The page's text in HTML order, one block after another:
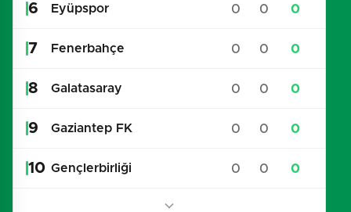
6 Eyüpspor 0 0 0
7 Fenerbahçe 0 0 0
8 Galatasaray 0 0 0
9 Gaziantep FK 0 0 0
10 Gençlerbirliği 0 0 0